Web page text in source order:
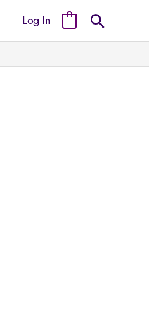
Log In